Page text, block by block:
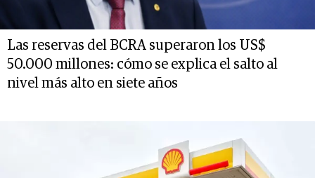
Las reservas del BCRA superaron los US$
50.000 millones: cómo se explica el salto al
nivel más alto en siete años